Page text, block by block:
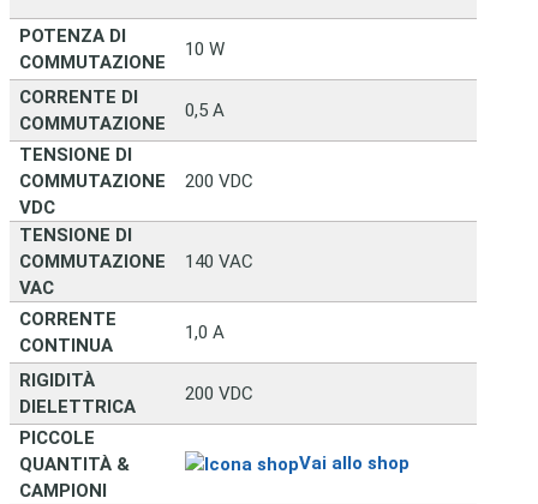
POTENZA DI
COMMUTAZIONE
10 W
CORRENTE DI
COMMUTAZIONE
0,5 A
TENSIONE DI
COMMUTAZIONE
VDC
200 VDC
TENSIONE DI
COMMUTAZIONE
VAC
140 VAC
CORRENTE
CONTINUA
1,0 A
RIGIDITÀ
DIELETTRICA
200 VDC
PICCOLE
QUANTITÀ &
CAMPIONI
Vai allo shop